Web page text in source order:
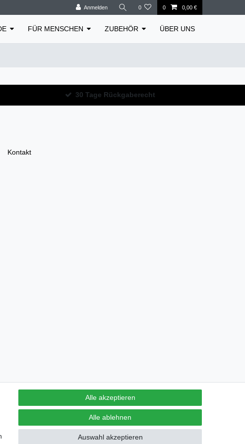
Anmelden 0 0 0,00 €
FÜR MENSCHEN ZUBEHÖR ÜBER UNS
30 Tage Rückgaberecht
Kontakt
Alle akzeptieren
Alle ablehnen
Auswahl akzeptieren